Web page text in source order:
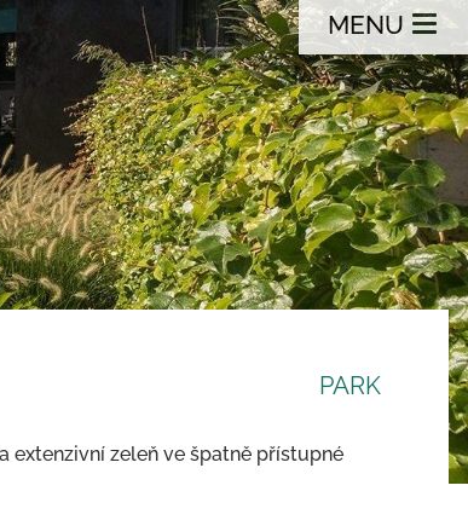
MENU
PARK
zeleň ve špatně přístupné